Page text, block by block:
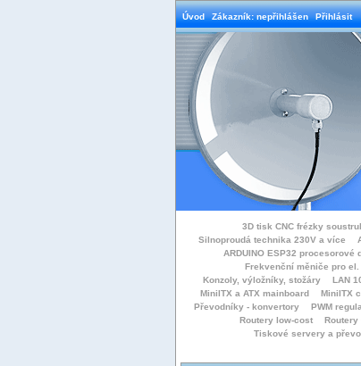
Úvod Zákazník: nepřihlášen Přihlásit
3D tisk CNC frézky
Silnoproudá technika 230V a více
ARDUINO ESP32 procesorové
Frekvenční měniče pro el.
Konzoly, výložníky, stožáry
LAN
MiniITX a ATX mainboard
MiniITX
Převodníky - konvertory
PWM
Routery low-cost
Routery
Tiskové servery a